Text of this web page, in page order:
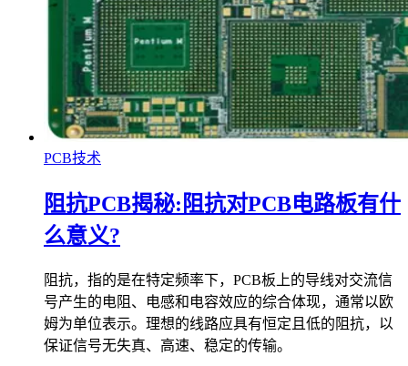
PCB技术
阻抗PCB揭秘:阻抗对PCB电路板有什
么意义?
阻抗，指的是在特定频率下，PCB板上的导线对交流信
号产生的电阻、电感和电容效应的综合体现，通常以欧
姆为单位表示。理想的线路应具有恒定且低的阻抗，以
保证信号无失真、高速、稳定的传输。